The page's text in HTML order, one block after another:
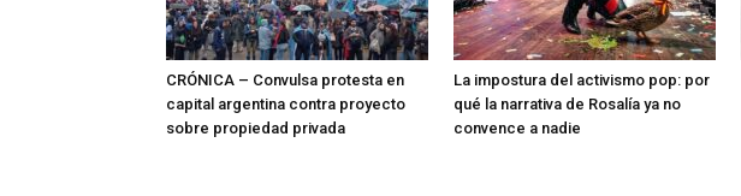
CRÓNICA – Convulsa protesta en
capital argentina contra proyecto
sobre propiedad privada
La impostura del activismo pop: por
qué la narrativa de Rosalía ya no
convence a nadie